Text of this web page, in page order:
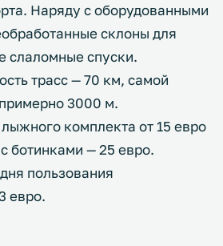
Наряду с оборудованными
склоны для
слаломные спуски.
трасс — 70 км, самой
3000 м.
комплекта от 15 евро
ботинками — 25 евро.
пользования
евро.